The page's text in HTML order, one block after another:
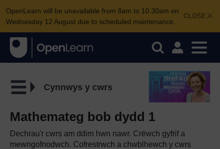
CLOSE
OpenLearn will be unavailable from 8am to 10.30am on
Wednesday 12 August due to scheduled maintenance.
Cynnwys y cwrs
Mathemateg bob dydd 1
Dechrau'r cwrs am ddim hwn nawr. Crëwch gyfrif a
mewngofnodwch. Cofrestrwch a chwblhewch y cwrs